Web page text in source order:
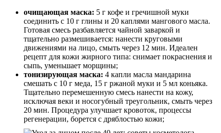
очищающая маска: 5 г кофе и гречишной муки
соединить с 10 г глины и 20 каплями мангового масла.
Готовая смесь разбавляется чайной заваркой и
тщательно размешивается: нанести круговыми
движениями на лицо, смыть через 12 мин. Идеален
рецепт для кожи жирного типа: снимает покраснения и
сыпь, уменьшает морщины;
тонизирующая маска: 4 капли масла мандарина
смешать с 10 г меда, 15 г ржаной муки и 5 мл коньяка.
Тщательно перемешенную смесь нанести на кожу,
исключая веки и носогубный треугольник, смыть через
20 мин. Процедура улучшает кровоток, процессы
регенерации, борется с дряблостью кожи;